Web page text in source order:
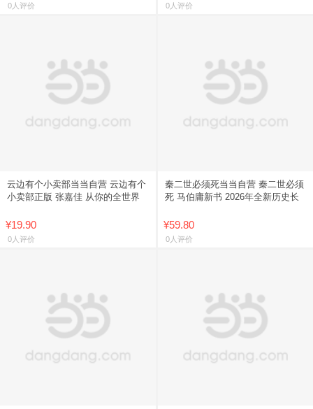
0人评价 0人评价
云边有个小卖部当当自营 云边有个
小卖部正版 张嘉佳 从你的全世界
¥19.90
0人评价
秦二世必须死当当自营 秦二世必须
死 马伯庸新书 2026年全新历史长
¥59.80
0人评价